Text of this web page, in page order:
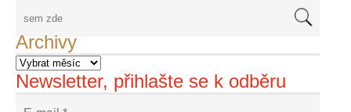
Archivy
Newsletter, přihlašte se k odběru